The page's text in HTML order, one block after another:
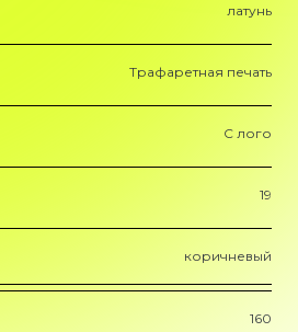
латунь
Трафаретная печать
С лого
19
коричневый
160